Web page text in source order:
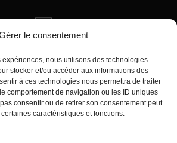
le consentement
expériences, nous utilisons des technologies
stocker et/ou accéder aux informations des
à ces technologies nous permettra de traiter
comportement de navigation ou les ID uniques
consentir ou de retirer son consentement peut
caractéristiques et fonctions.